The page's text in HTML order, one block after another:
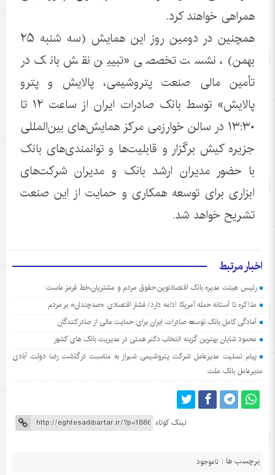
همراهی خواهند کرد.
همچنین در دومین روز این همایش (سه شنبه ٢۵
بهمن)، نشست تخصصی «تبیین نقش بانک در
تأمین مالی صنعت پتروشیمی، پالایش و پترو
پالایش» توسط بانک صادرات ایران از ساعت ١٢ تا
١٣:٣٠ در سالن خوارزمی مرکز همایش‌های بین‌المللی
جزیره کیش برگزار و قابلیت‌ها و توانمندی‌های بانک
با حضور مدیران ارشد بانک و مدیران شرکت‌های
ابزاری برای توسعه همکاری و حمایت از این صنعت
تشریح خواهد شد.
اخبار مرتبط
رئیس هیئت مدیره بانک اقتصادنوین:حقوق مردم و مشتریان،خط قرمز ماست
مذاکره تا آستانه حمله آمریکا ادامه دارد/ فشار اقتصادی «صدچندان» بر مردم
آمادگی کامل بانک توسعه صادرات ایران برای حمایت مالی از صادرکنندگان
محمود شایان بهترین گزینه انتخاب دکتر همتی در مدیریت بانک های کشور
پیام تسلیت مدیرعامل شرکت پتروشیمی شیراز به مناسبت درگذشت رضا دولت آبادی
مدیرعامل بانک ملت
لینک کوتاه
برچسب ها : ناموجود